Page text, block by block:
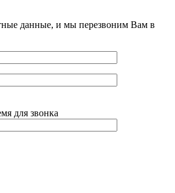
данные, и мы перезвоним Вам в
для звонка